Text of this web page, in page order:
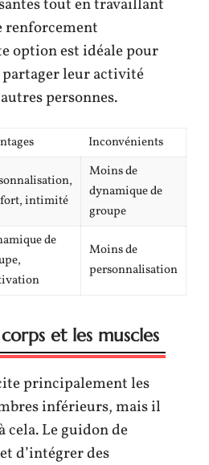
tout en travaillant
renforcement
option est idéale pour
leur activité
personnes.
Inconvénients
intimité
Moins de
dynamique de
groupe
de
Moins de
personnalisation
et les muscles
principalement les
inférieurs, mais il
cela. Le guidon de
d’intégrer des